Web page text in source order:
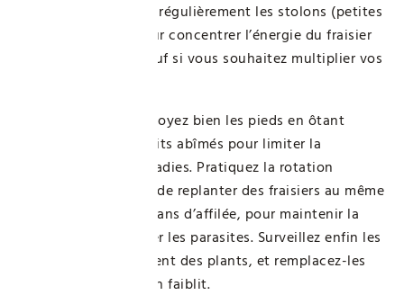
fructification. Taillez régulièrement les stolons (petites
tiges rampantes) pour concentrer l’énergie du fraisier
sur la production, sauf si vous souhaitez multiplier vos
Après la récolte, nettoyez bien les pieds en ôtant
feuilles mortes et fruits abîmés pour limiter la
propagation des maladies. Pratiquez la rotation
culturelle en évitant de replanter des fraisiers au même
endroit plus de trois ans d’affilée, pour maintenir la
santé du sol et limiter les parasites. Surveillez enfin les
signes de vieillissement des plants, et remplacez-les
dès que la production faiblit.